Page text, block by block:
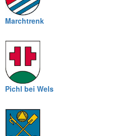
Marchtrenk
Pichl bei Wels